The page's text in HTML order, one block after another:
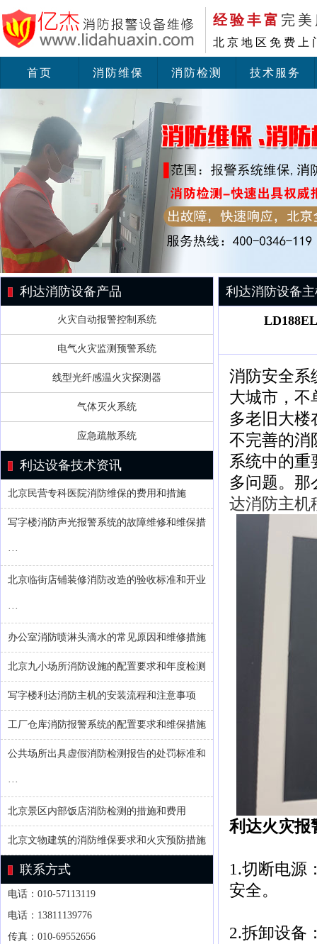
经验丰富 完
北京地区免费上
首页 消防维保 消防检测 技术服务
利达消防设备产品
火灾自动报警控制系统
电气火灾监测预警系统
线型光纤感温火灾探测器
气体灭火系统
应急疏散系统
利达设备技术资讯
北京民营专科医院消防维保的费用和措施
写字楼消防声光报警系统的故障维修和维保措
···
北京临街店铺装修消防改造的验收标准和开业
···
办公室消防喷淋头滴水的常见原因和维修措施
北京九小场所消防设施的配置要求和年度检测
写字楼利达消防主机的安装流程和注意事项
工厂仓库消防报警系统的配置要求和维保措施
公共场所出具虚假消防检测报告的处罚标准和
···
北京景区内部饭店消防检测的措施和费用
北京文物建筑的消防维保要求和火灾预防措施
联系方式
电话：010-57113119
电话：13811139776
传真：010-69552656
利达消防设备
消防安全系
大城市，不
多老旧大楼
不完善的消
系统中的重
多问题。那
达消防主机
利达火灾报
1.切断电源
安全。
2.拆卸设备